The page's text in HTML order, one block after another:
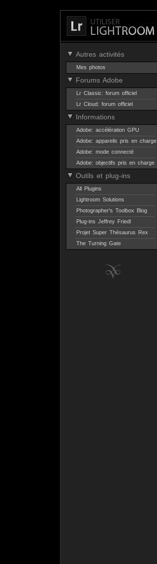
Autres activités
Mes photos
Forums Adobe
Lr Classic: forum officiel
Lr Cloud: forum officiel
Informations
Adobe: accélération GPU
Adobe: appareils pris en charge
Adobe: mode connecté
Adobe: objectifs pris en charge
Outils et plug-ins
All Plugins
Lightroom Solutions
Photographer's Toolbox Blog
Plug-ins Jeffrey Friedl
Projet Super Thésaurus Rex
The Turning Gate